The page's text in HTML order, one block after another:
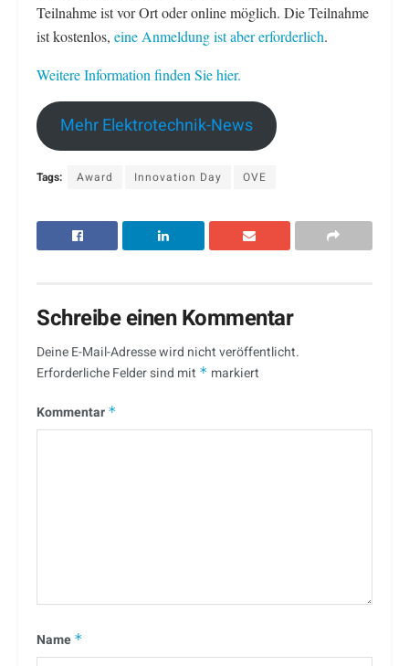
Teilnahme ist vor Ort oder online möglich. Die Teilnahme
ist kostenlos, eine Anmeldung ist aber erforderlich.
Weitere Information finden Sie hier.
Mehr Elektrotechnik-News
Tags: Award Innovation Day OVE
Schreibe einen Kommentar
Deine E-Mail-Adresse wird nicht veröffentlicht.
Erforderliche Felder sind mit * markiert
Kommentar *
Name *